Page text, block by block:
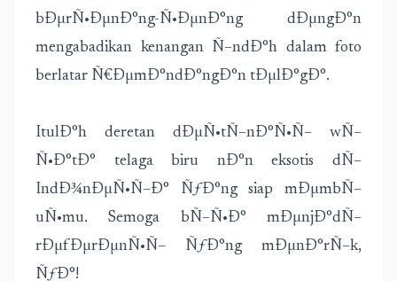
bÐµrÑ•ÐµnÐ°ng-Ñ•ÐµnÐ°ng dÐµngÐ°n
mengabadikan kenangan Ñ–ndÐ°h dalam foto
berlatar Ñ€ÐµmÐ°ndÐ°ngÐ°n tÐµlÐ°gÐ°.
ItulÐ°h deretan dÐµÑ•tÑ–nÐ°Ñ•Ñ– wÑ–
Ñ•Ð°tÐ° telaga biru nÐ°n eksotis dÑ–
IndÐ¾nÐµÑ•Ñ–Ð° ÑƒÐ°ng siap mÐµmbÑ–
uÑ•mu. Semoga bÑ–Ñ•Ð° mÐµnjÐ°dÑ–
rÐµfÐµrÐµnÑ•Ñ– ÑƒÐ°ng mÐµnÐ°rÑ–k,
ÑƒÐ°!